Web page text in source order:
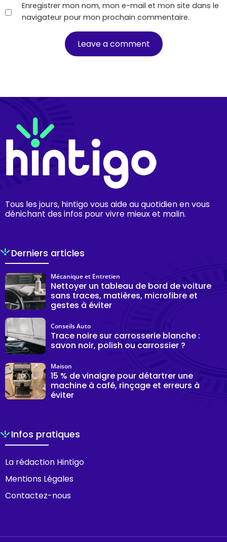
Enregistrer mon nom, mon e-mail et mon site dans le
navigateur pour mon prochain commentaire.
Tous les jours, hintigo vous aide au quotidien en vous
dénichant des infos pour vivre mieux et malin.
Derniers articles
Nettoyer un tableau de bord de voiture
sans traces, matières, microfibre et
gestes à éviter
Mécanique et Entretien
Trace noire sur carrosserie blanche :
savon noir, polish ou carrossier ?
Conseils Auto
15 % de vinaigre pour détartrer une
machine à café, rinçage et erreurs à
éviter
Maison
Infos pratiques
La rédaction Hintigo
Mentions Légales
Contactez-nous